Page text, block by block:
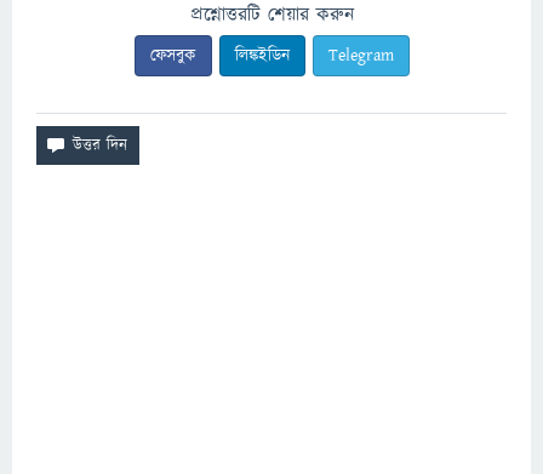
প্রশ্নোত্তরটি শেয়ার করুন
ফেসবুক লিঙ্কইডিন Telegram